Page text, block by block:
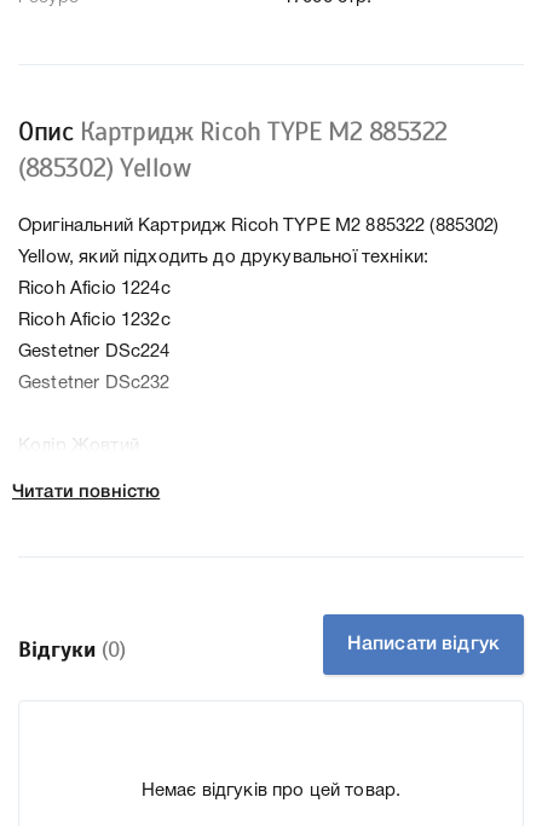
Опис Картридж Ricoh TYPE M2 885322
(885302) Yellow
Оригінальний Картридж Ricoh TYPE M2 885322 (885302)
Yellow, який підходить до друкувальної техніки:
Ricoh Aficio 1224c
Ricoh Aficio 1232c
Gestetner DSc224
Gestetner DSc232
Колір Жовтий
Производитель Ricoh
До Картридж Ricoh TYPE M2 885322 (885302) Yellow ми
TYPE M2 885322 (885302) Yellow, що дозволить Вам легко
Читати повністю
Відгуки (0) Написати відгук
Немає відгуків про цей товар.